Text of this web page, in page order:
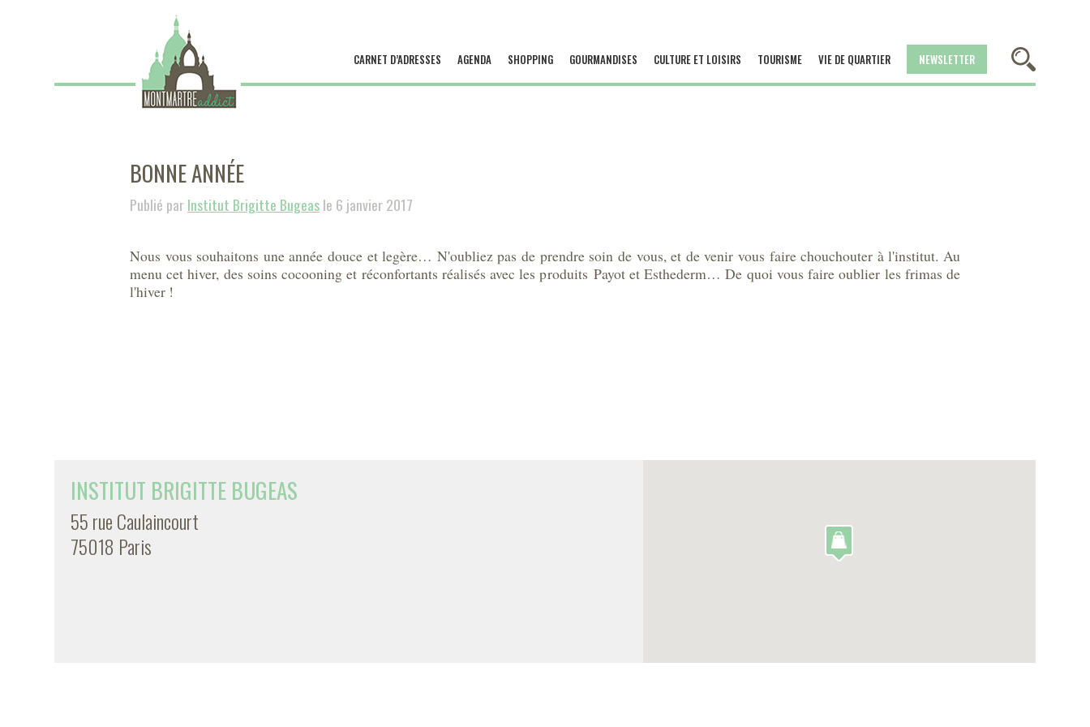
CARNET D’ADRESSES AGENDA SHOPPING GOURMANDISES CULTURE ET LOISIRS TOURISME VIE DE QUARTIER NEWSLETTER
BONNE ANNÉE
Publié parInstitut Brigitte Bugeasle 6 janvier 2017
Nous vous souhaitons une année douce et legère… N'oubliez pas de prendre soin de vous, et de venir vous faire chouchouter à l'institut. Au
menu cet hiver, des soins cocooning et réconfortants réalisés avec les produits Payot et Esthederm… De quoi vous faire oublier les frimas de
l'hiver !
INSTITUT BRIGITTE BUGEAS
55 rue Caulaincourt
75018 Paris